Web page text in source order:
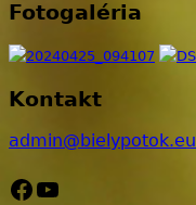
Fotogaléria
Kontakt
admin@bielypotok.eu
Facebook
YouTube